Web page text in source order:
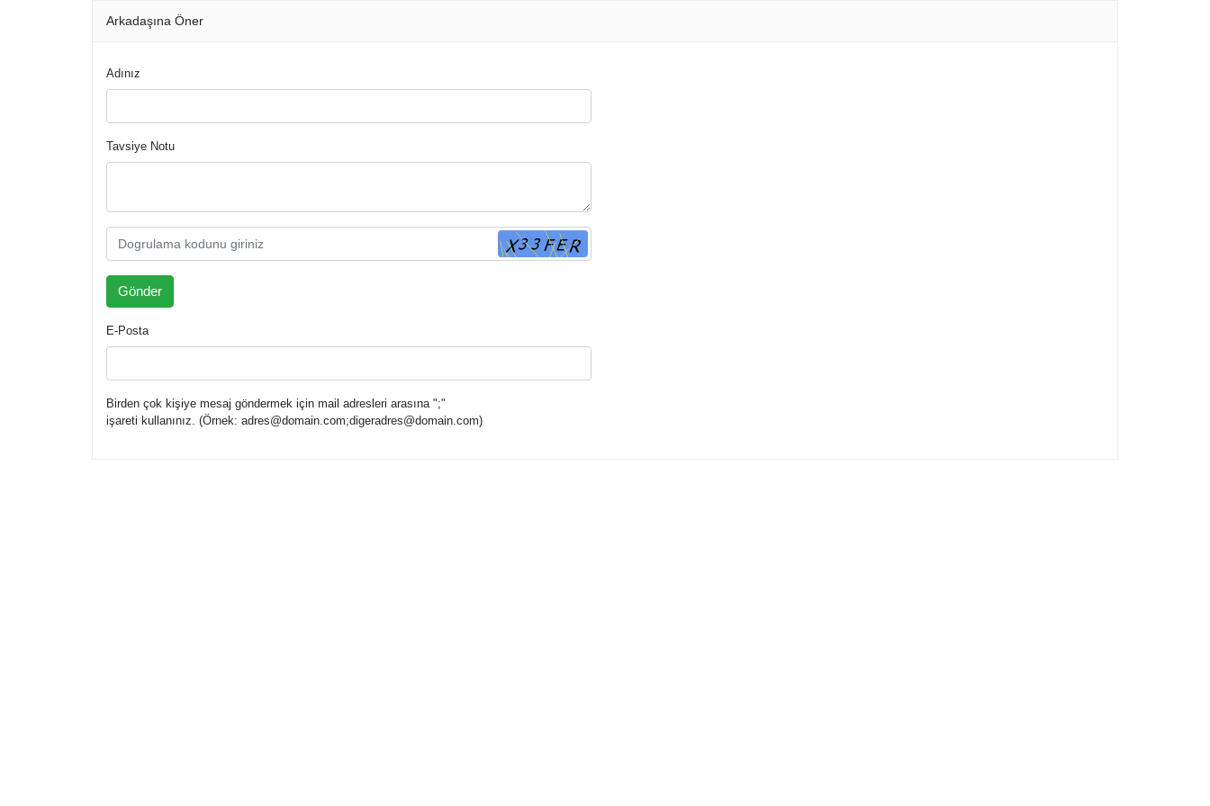
Arkadaşına Öner
Adınız
Tavsiye Notu
E-Posta
Birden çok kişiye mesaj göndermek için mail adresleri arasına ";"
işareti kullanınız. (Örnek: adres@domain.com;digeradres@domain.com)